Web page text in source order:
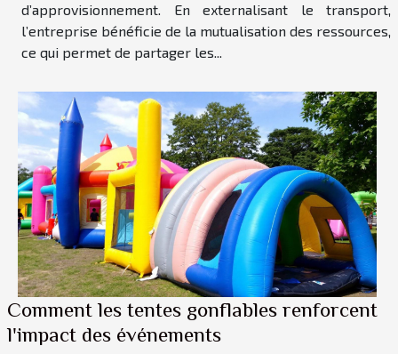
d’approvisionnement. En externalisant le transport,
l’entreprise bénéficie de la mutualisation des ressources,
ce qui permet de partager les...
Comment les tentes gonflables renforcent
l'impact des événements